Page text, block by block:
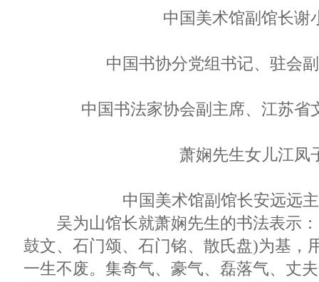
中国美术馆副馆长谢
中国书协分党组书记、驻会副
中国书法家协会副主席、江苏省
萧娴先生女儿江凤
中国美术馆副馆长安远远主
吴为山馆长就萧娴先生的书法表示：
鼓文、石门颂、石门铭、散氏盘)为基，
一生不废。集奇气、豪气、磊落气、丈